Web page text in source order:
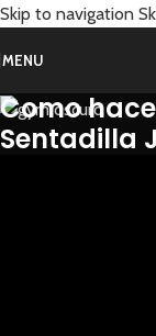
Skip to navigation
MENU
Como
Sentadilla